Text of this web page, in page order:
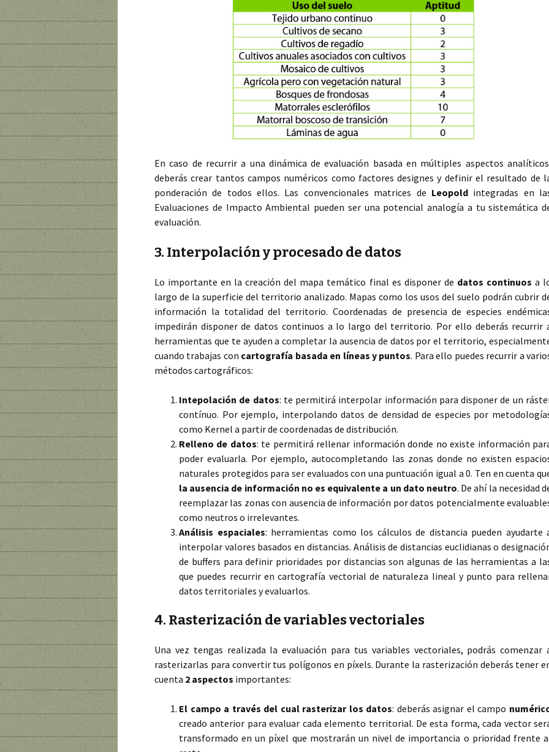
En caso de recurrir a una dinámica de evaluación basada en múltiples aspectos
deberás crear tantos campos numéricos como factores designes y definir el resultado de
ponderación de todos ellos. Las convencionales matrices de Leopoldintegradas en
Evaluaciones de Impacto Ambiental pueden ser una potencial analogía a tu sistemática
evaluación.
3. Interpolación y procesado de datos
Lo importante en la creación del mapa temático final es disponer de datos continuos a
largo de la superficie del territorio analizado. Mapas como los usos del suelo podrán cubrir
información la totalidad del territorio. Coordenadas de presencia de especies
impedirán disponer de datos continuos a lo largo del territorio. Por ello deberás recurrir
herramientas que te ayuden a completar la ausencia de datos por el territorio,
cuando trabajas con cartografía basada en líneas y puntos. Para ello puedes recurrir a
métodos cartográficos:
Intepolación de datos: te permitirá interpolar información para disponer de un
contínuo. Por ejemplo, interpolando datos de densidad de especies por
como Kernel a partir de coordenadas de distribución.
Relleno de datos: te permitirá rellenar información donde no existe información
poder evaluarla. Por ejemplo, autocompletando las zonas donde no existen
naturales protegidos para ser evaluados con una puntuación igual a 0. Ten en cuenta
la ausencia de información no es equivalente a un dato neutro. De ahí la necesidad
reemplazar las zonas con ausencia de información por datos potencialmente
como neutros o irrelevantes.
Análisis espaciales: herramientas como los cálculos de distancia pueden ayudarte
interpolar valores basados en distancias. Análisis de distancias euclidianas o
de buffers para definir prioridades por distancias son algunas de las herramientas a
que puedes recurrir en cartografía vectorial de naturaleza lineal y punto para
datos territoriales y evaluarlos.
4. Rasterización de variables vectoriales
Una vez tengas realizada la evaluación para tus variables vectoriales, podrás comenzar
rasterizarlas para convertir tus polígonos en píxels. Durante la rasterización deberás tener
cuenta 2 aspectos importantes:
El campo a través del cual rasterizar los datos: deberás asignar el campo
creado anterior para evaluar cada elemento territorial. De esta forma, cada vector
transformado en un píxel que mostrarán un nivel de importancia o prioridad frente